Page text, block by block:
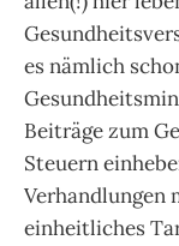
es nämlich
Beiträge zum
Steuern
Verhandlungen
einheitliches